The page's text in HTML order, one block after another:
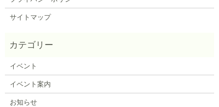
サイトマップ
イベント
イベント案内
お知らせ